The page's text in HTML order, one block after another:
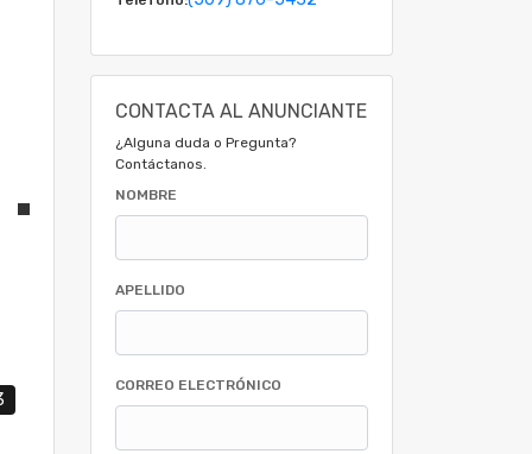
CONTACTA AL ANUNCIANTE
¿Alguna duda o Pregunta?
Contáctanos.
NOMBRE
APELLIDO
CORREO ELECTRÓNICO